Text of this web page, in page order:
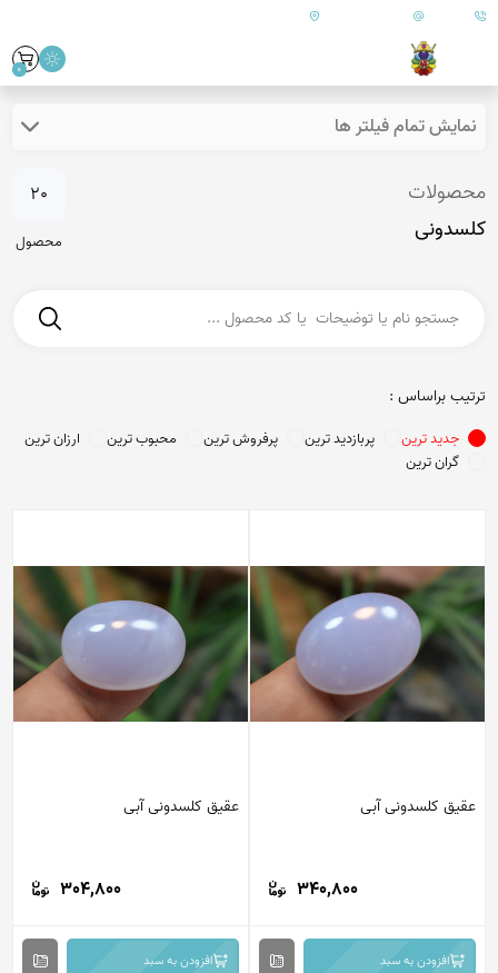
09179890157 ایران - فارس - کازرون
0
نمایش تمام فیلتر ها
محصولات
کلسدونی
20
محصول
ترتیب براساس :
جدید ترین پربازدید ترین پرفروش ترین محبوب ترین
ارزان ترین
گران ترین
عقیق کلسدونی آبی
340,800
افزودن به سبد
عقیق کلسدونی آبی
304,800
افزودن به سبد